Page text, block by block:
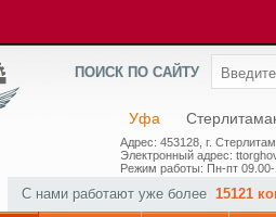
ПОИСК ПО САЙТУ
Уфа
Адрес: 453128, г.
Электронный адрес:
Режим работы: Пн-пт
С нами работают уже более 15121